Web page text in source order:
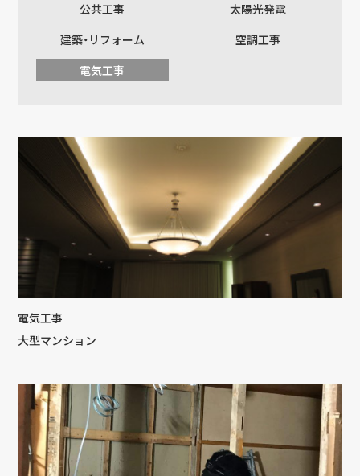
太陽光発電
建築・リフォーム
電気工事
会社情報
会社沿革
採用情報
お問い合わせ
公共工事
太陽光発電
建築・リフォーム
空調工事
電気工事
電気工事
大型マンション